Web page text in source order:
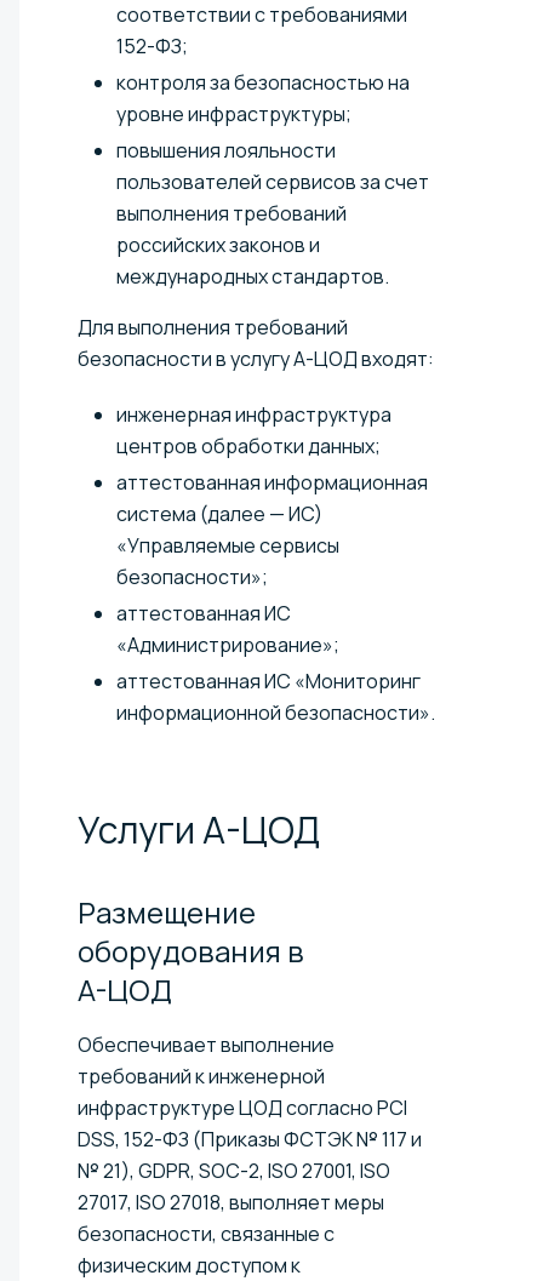
соответствии с требованиями
152-ФЗ;
контроля за безопасностью на
уровне инфраструктуры;
повышения лояльности
пользователей сервисов за счет
выполнения требований
российских законов и
международных стандартов.
Для выполнения требований
безопасности в услугу А-ЦОД входят:
инженерная инфраструктура
центров обработки данных;
аттестованная информационная
система (далее — ИС)
«Управляемые сервисы
безопасности»;
аттестованная ИС
«Администрирование»;
аттестованная ИС «Мониторинг
информационной безопасности».
УслугиА-ЦОД
Размещение
оборудования в
А-ЦОД
Обеспечивает выполнение
требований к инженерной
инфраструктуре ЦОД согласно PCI
DSS, 152-ФЗ (Приказы ФСТЭК № 117 и
№ 21), GDPR, SOC-2, ISO 27001, ISO
27017, ISO 27018, выполняет меры
безопасности, связанные с
физическим доступом к